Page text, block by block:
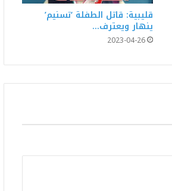
الكاف:4 قتلى في حادث مرور مروع
مستودع وصاحبها يتهم أشخاصًا له خلافات
بنزرت : وفاة 7 اشخاص وإصابة 6 آخرين إثر
قليبية: قاتل الطفلة ‘تسنيم’
ينهار ويعترف…
2023-04-26